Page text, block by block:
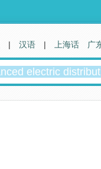
| 汉语 | 上海话 广